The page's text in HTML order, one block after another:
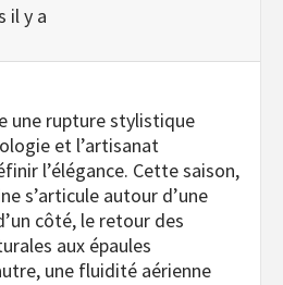
il y a
une rupture stylistique
et l’artisanat
l’élégance. Cette saison,
s’articule autour d’une
côté, le retour des
aux épaules
une fluidité aérienne